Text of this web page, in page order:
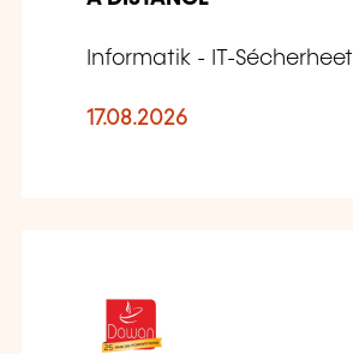
Informatik - IT-Sécherheet
17.08.2026